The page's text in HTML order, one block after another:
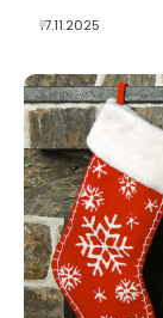
17.11.2025